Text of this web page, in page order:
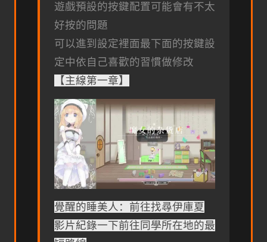
遊戲預設的按鍵配置可能會有不太
好按的問題
可以進到設定裡面最下面的按鍵設
定中依自己喜歡的習慣做修改
【主線第一章】
覺醒的睡美人：前往找尋伊庫夏
影片紀錄一下前往同學所在地的最